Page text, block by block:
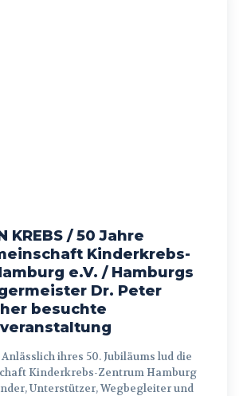
KREBS / 50 Jahre
Kinderkrebs-
e.V. / Hamburgs
Dr. Peter
besuchte
Kinderkrebs-Zentrum Hamburg
Unterstützer, Wegbegleiter und